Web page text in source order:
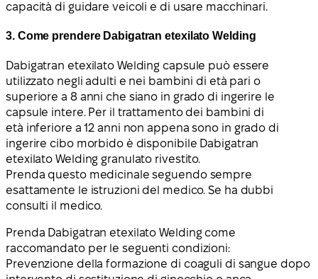
capacità di guidare veicoli e di usare macchinari.
3. Come prendere Dabigatran etexilato Welding
Dabigatran etexilato Welding capsule può essere
utilizzato negli adulti e nei bambini di età pari o
superiore a 8 anni che siano in grado di ingerire le
capsule intere. Per il trattamento dei bambini di
età inferiore a 12 anni non appena sono in grado di
ingerire cibo morbido è disponibile Dabigatran
etexilato Welding granulato rivestito.
Prenda questo medicinale seguendo sempre
esattamente le istruzioni del medico. Se ha dubbi
consulti il medico.
Prenda Dabigatran etexilato Welding come
raccomandato per le seguenti condizioni:
Prevenzione della formazione di coaguli di sangue dopo